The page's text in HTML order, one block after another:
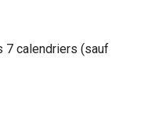
calendriers (sauf